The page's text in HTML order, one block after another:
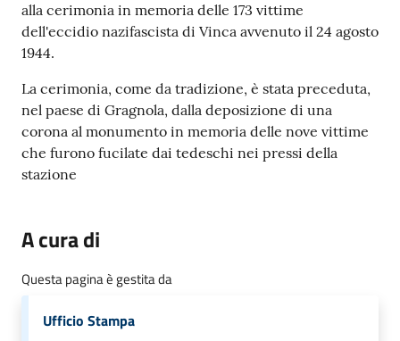
C
e
r
i
f
i
c
a
A
n
a
alla cerimonia in memoria delle 173 vittime
dell'eccidio nazifascista di Vinca avvenuto il 24 agosto
1944.
La cerimonia, come da tradizione, è stata preceduta,
nel paese di Gragnola, dalla deposizione di una
corona al monumento in memoria delle nove vittime
che furono fucilate dai tedeschi nei pressi della
stazione
A cura di
Questa pagina è gestita da
Ufficio Stampa